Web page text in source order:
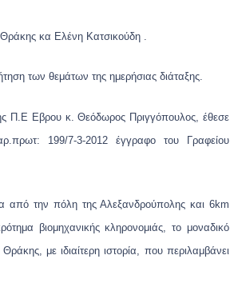
κα Ελένη Κατσικούδη .
των θεμάτων της ημερήσιας διάταξης.
Π.Ε Εβρου κ. Θεόδωρος Πριγγόπουλος, έθεσε
199/7-3-2012 έγγραφο του Γραφείου
από την πόλη της Αλεξανδρούπολης και 6km
βιομηχανικής κληρονομιάς, το μοναδικό
με ιδιαίτερη ιστορία, που περιλαμβάνει